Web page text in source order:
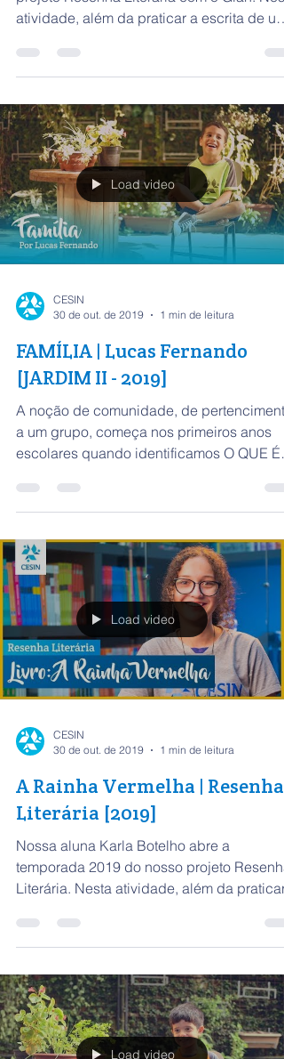
Resenha Literária [2019]
Seguimos a temporada 2019 do nosso
resenha...
Load video
CESIN
30 de out. de 2019
1 min de leitura
FAMÍLIA | Lucas Fernando
[JARDIM II - 2019]
A noção de comunidade, de pertencimento
FAMÍLIA. Isso...
Load video
CESIN
30 de out. de 2019
A Rainha Vermelha | Resenha
Literária [2019]
Nossa aluna Karla Botelho abre a
escrita de uma...